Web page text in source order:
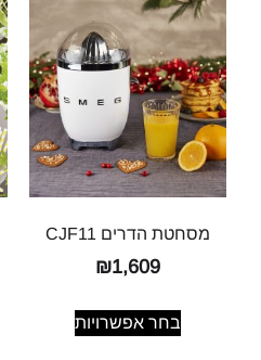
מסחטת הדרים CJF11
₪1,609
בחר אפשרויות